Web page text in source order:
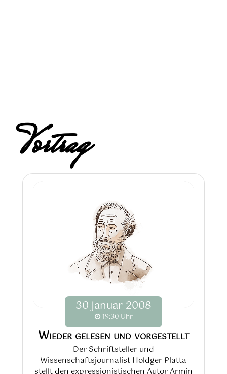
Vortrag
30 Januar 2008
19:30 Uhr
Wieder gelesen und vorgestellt
Der Schriftsteller und
Wissenschaftsjournalist Holdger Platta